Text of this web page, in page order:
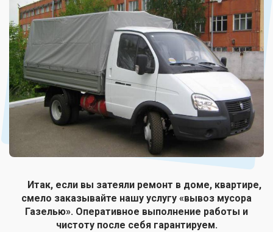
Итак, если вы затеяли ремонт в доме, квартире,
смело заказывайте нашу услугу «вывоз мусора
Газелью». Оперативное выполнение работы и
чистоту после себя гарантируем.